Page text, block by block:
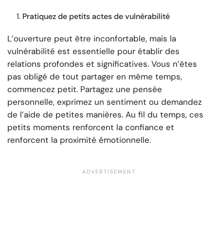
Pratiquez de petits actes de vulnérabilité
L’ouverture peut être inconfortable, mais la
vulnérabilité est essentielle pour établir des
relations profondes et significatives. Vous n’êtes
pas obligé de tout partager en même temps,
commencez petit. Partagez une pensée
personnelle, exprimez un sentiment ou demandez
de l’aide de petites manières. Au fil du temps, ces
petits moments renforcent la confiance et
renforcent la proximité émotionnelle.